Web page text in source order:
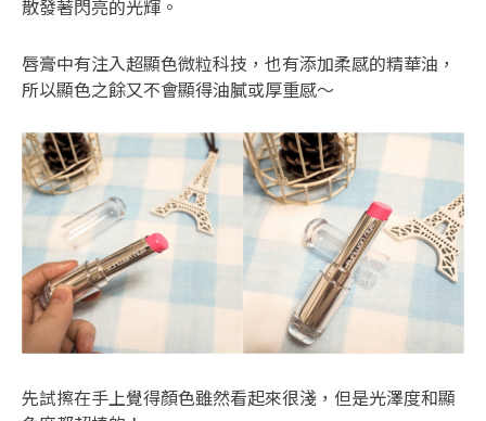
散發著閃亮的光輝。
唇膏中有注入超顯色微粒科技，也有添加柔感的精華油，
所以顯色之餘又不會顯得油膩或厚重感～
先試擦在手上覺得顏色雖然看起來很淺，但是光澤度和顯